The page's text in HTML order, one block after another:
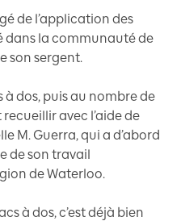
de l’application des
dans la communauté de
son sergent.
à dos, puis au nombre de
avec l’aide de
M. Guerra, qui a d’abord
de son travail
de Waterloo.
à dos, c’est déjà bien